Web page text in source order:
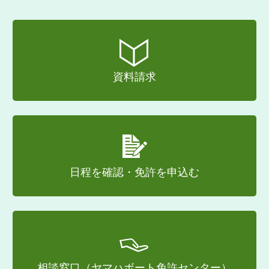
資料請求
日程を確認・免許を申込む